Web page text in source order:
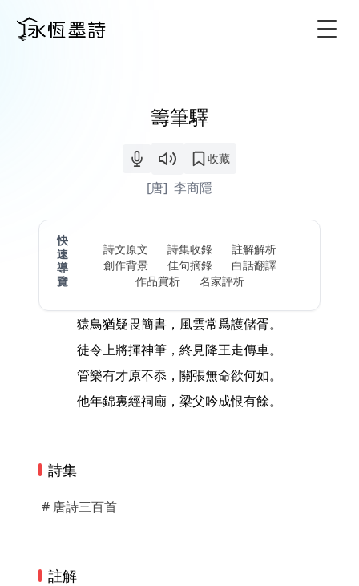
籌筆驛
收藏
[唐] 李商隱
快
速
導
覽
詩文原文 詩集收錄
註解解析
創作背景
佳句摘錄
白話翻譯
作品賞析
名家評析
猿鳥猶疑畏簡書，風雲常爲護儲胥。
徒令上將揮神筆，終見降王走傳車。
管樂有才原不忝，關張無命欲何如。
他年錦裏經祠廟，梁父吟成恨有餘。
詩集
# 唐詩三百首
註解